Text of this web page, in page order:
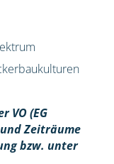
VO (EG
Zeiträume
bzw. unter